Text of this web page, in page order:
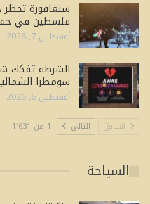
سنغافورة تحظر
فلسطين في
أغسطس 7, 2026
الشرطة تفكك
سومطرا
أغسطس 6, 2026
السابق التالي 1 من 1٬631
السياحة